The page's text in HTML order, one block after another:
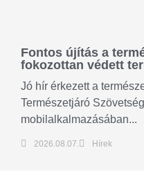
Fontos újítás a
fokozottan védett
Jó hír érkezett a
Természetjáró
mobilalkalmazásában...
2026.08.07. Hírek